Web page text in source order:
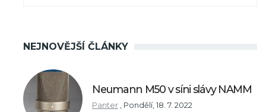
NEJNOVĚJŠÍ ČLÁNKY
Neumann M50 v síni slávy NAMM
Panter , Pondělí, 18. 7. 2022